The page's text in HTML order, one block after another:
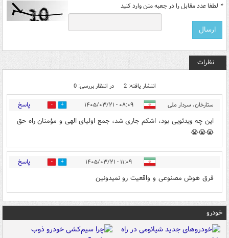
* لطفا عدد مقابل را در جعبه متن وارد کنید
نظرات
انتشار یافته: 2 در انتظار بررسی: 0
ستارخان، سردار ملی ۰۸:۰۹ - ۱۴۰۵/۰۳/۲۱ 1 پاسخ
این چه ویدئویی بود، اشکم جاری شد، جمع اولیای الهی و مؤمنان راه حق
😭😭😭
۱۱:۰۹ - ۱۴۰۵/۰۳/۲۱ 1 پاسخ
فرق هوش مصنوعی و واقعیت رو نمیدونین
خودرو